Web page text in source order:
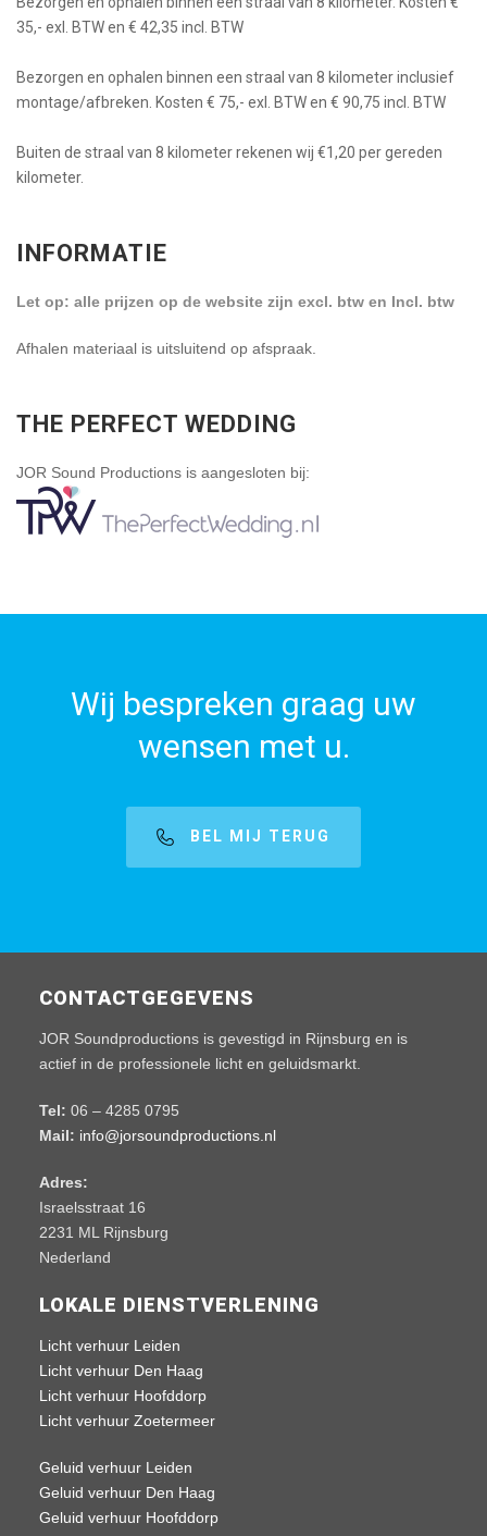
35,- exl. BTW en € 42,35 incl. BTW
Bezorgen en ophalen binnen een straal van 8 kilometer inclusief
montage/afbreken. Kosten € 75,- exl. BTW en € 90,75 incl. BTW
Buiten de straal van 8 kilometer rekenen wij €1,20 per gereden
kilometer.
INFORMATIE
Let op: alle prijzen op de website zijn excl. btw en Incl. btw
Afhalen materiaal is uitsluitend op afspraak.
THE PERFECT WEDDING
JOR Sound Productions is aangesloten bij:
Wij bespreken graag uw
wensen met u.
BEL MIJ TERUG
CONTACTGEGEVENS
JOR Soundproductions is gevestigd in Rijnsburg en is
actief in de professionele licht en geluidsmarkt.
Tel: 06 – 4285 0795
Mail: info@jorsoundproductions.nl
Adres:
Israelsstraat 16
2231 ML Rijnsburg
Nederland
LOKALE DIENSTVERLENING
Licht verhuur Leiden
Licht verhuur Den Haag
Licht verhuur Hoofddorp
Licht verhuur Zoetermeer
Geluid verhuur Leiden
Geluid verhuur Den Haag
Geluid verhuur Hoofddorp